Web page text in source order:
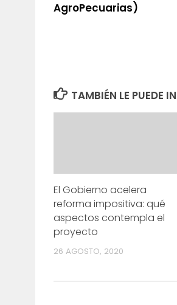
AgroPecuarias)
TAMBIÉN LE PUEDE
El Gobierno acelera
reforma impositiva: qué
aspectos contempla el
proyecto
26 AGOSTO, 2020